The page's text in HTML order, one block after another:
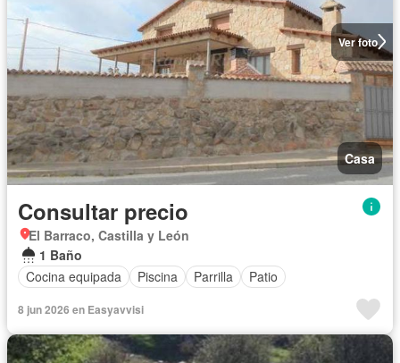
Ver foto
Casa
Consultar precio
El Barraco, Castilla y León
1 Baño
Cocina equipada
Piscina Parrilla Patio
8 jun 2026 en Easyavvisi